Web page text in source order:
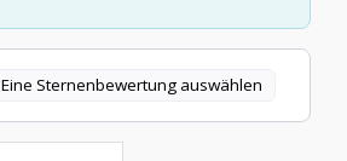
Eine Sternenbewertung auswählen